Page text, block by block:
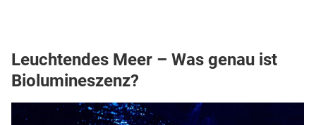
Leuchtendes Meer – Was genau ist
Biolumineszenz?